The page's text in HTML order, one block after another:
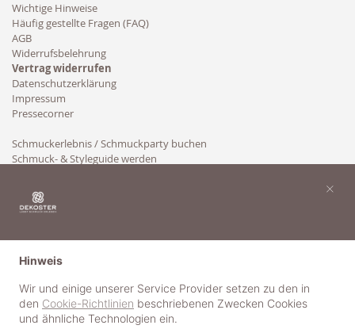
Wichtige Hinweise
Häufig gestellte Fragen (FAQ)
AGB
Widerrufsbelehrung
Vertrag widerrufen
Datenschutzerklärung
Impressum
Pressecorner
Schmuckerlebnis / Schmuckparty buchen
Schmuck- & Styleguide werden
Hinweis
Wir und einige unserer Service Provider setzen zu den in
den Cookie-Richtlinien beschriebenen Zwecken Cookies
und ähnliche Technologien ein.
×